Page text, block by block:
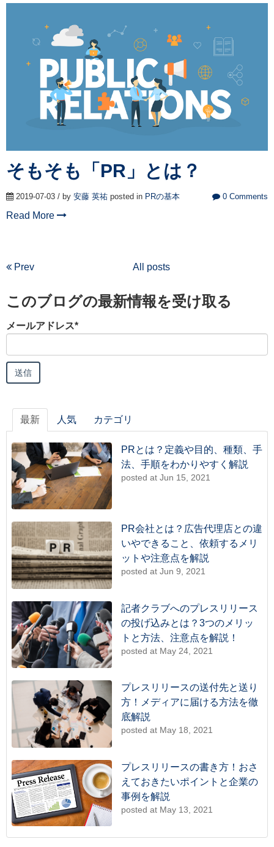
そもそも「PR」とは？
2019-07-03 / by 安藤 英祐 posted in PRの基本 0 Comments
Read More
Prev All posts
このブログの最新情報を受け取る
メールアドレス*
最新 人気 カテゴリ
PRとは？定義や目的、種類、手
法、手順をわかりやすく解説
posted at Jun 15, 2021
PR会社とは？広告代理店との違
いやできること、依頼するメリ
ットや注意点を解説
posted at Jun 9, 2021
記者クラブへのプレスリリース
の投げ込みとは？3つのメリッ
トと方法、注意点を解説！
posted at May 24, 2021
プレスリリースの送付先と送り
方！メディアに届ける方法を徹
底解説
posted at May 18, 2021
プレスリリースの書き方！おさ
えておきたいポイントと企業の
事例を解説
posted at May 13, 2021